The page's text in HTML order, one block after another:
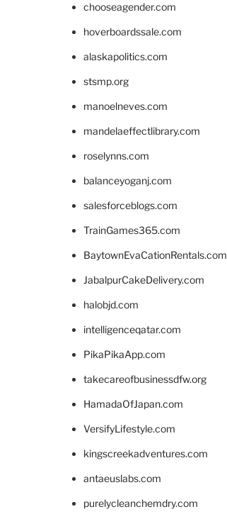
chooseagender.com
hoverboardssale.com
alaskapolitics.com
stsmp.org
manoelneves.com
mandelaeffectlibrary.com
roselynns.com
balanceyoganj.com
salesforceblogs.com
TrainGames365.com
BaytownEvaCationRentals.com
JabalpurCakeDelivery.com
halobjd.com
intelligenceqatar.com
PikaPikaApp.com
takecareofbusinessdfw.org
HamadaOfJapan.com
VersifyLifestyle.com
kingscreekadventures.com
antaeuslabs.com
purelycleanchemdry.com